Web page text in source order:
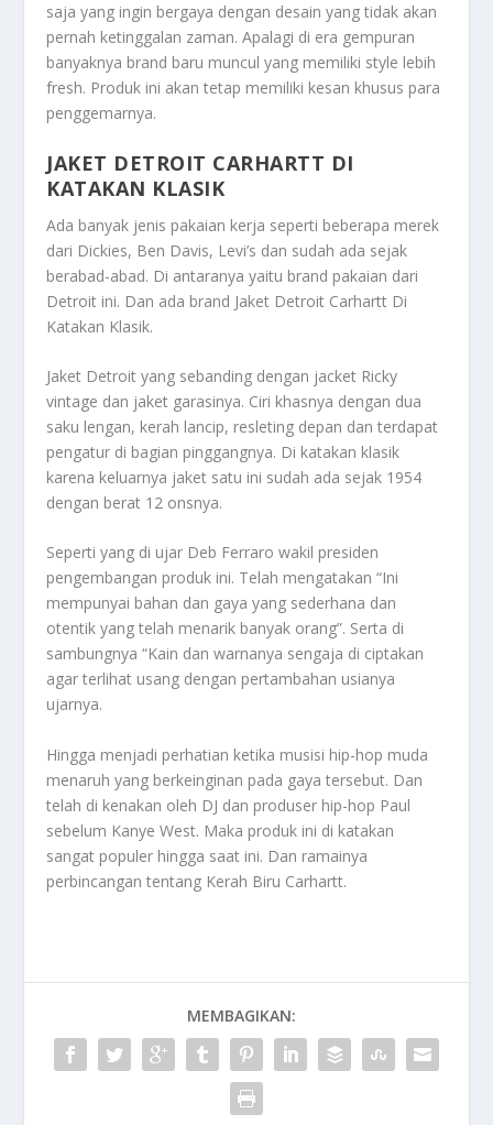
saja yang ingin bergaya dengan desain yang tidak akan
pernah ketinggalan zaman. Apalagi di era gempuran
banyaknya brand baru muncul yang memiliki style lebih
fresh. Produk ini akan tetap memiliki kesan khusus para
penggemarnya.
JAKET DETROIT CARHARTT DI
KATAKAN KLASIK
Ada banyak jenis pakaian kerja seperti beberapa merek
dari Dickies, Ben Davis, Levi’s dan sudah ada sejak
berabad-abad. Di antaranya yaitu brand pakaian dari
Detroit ini. Dan ada brand Jaket Detroit Carhartt Di
Katakan Klasik.
Jaket Detroit yang sebanding dengan jacket Ricky
vintage dan jaket garasinya. Ciri khasnya dengan dua
saku lengan, kerah lancip, resleting depan dan terdapat
pengatur di bagian pinggangnya. Di katakan klasik
karena keluarnya jaket satu ini sudah ada sejak 1954
dengan berat 12 onsnya.
Seperti yang di ujar Deb Ferraro wakil presiden
pengembangan produk ini. Telah mengatakan “Ini
mempunyai bahan dan gaya yang sederhana dan
otentik yang telah menarik banyak orang”. Serta di
sambungnya “Kain dan warnanya sengaja di ciptakan
agar terlihat usang dengan pertambahan usianya
ujarnya.
Hingga menjadi perhatian ketika musisi hip-hop muda
menaruh yang berkeinginan pada gaya tersebut. Dan
telah di kenakan oleh DJ dan produser hip-hop Paul
sebelum Kanye West. Maka produk ini di katakan
sangat populer hingga saat ini. Dan ramainya
perbincangan tentang Kerah Biru Carhartt.
MEMBAGIKAN: